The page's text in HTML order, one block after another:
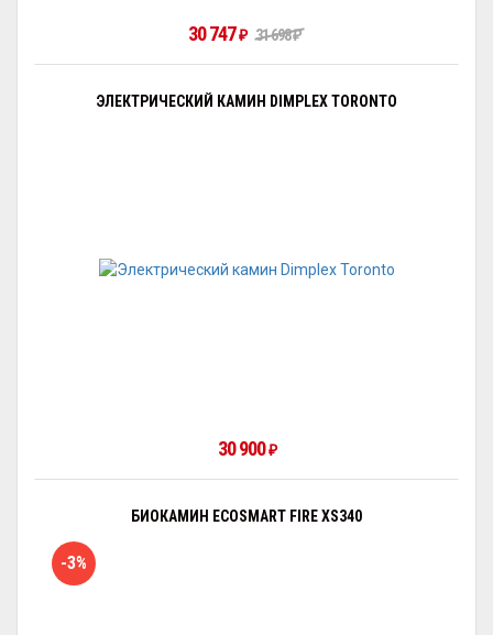
30 747₽ 31 698₽
ЭЛЕКТРИЧЕСКИЙ КАМИН DIMPLEX TORONTO
30 900₽
БИОКАМИН ECOSMART FIRE XS340
-3%